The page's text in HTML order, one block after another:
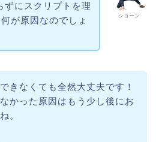
ショーン
ずにスクリプトを理
が原因なのでしょ
きなくても全然大丈夫です！
かった原因はもう少し後にお
。